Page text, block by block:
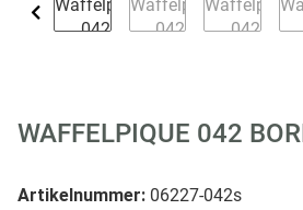
WAFFELPIQUE 042
Artikelnummer: 06227-042s